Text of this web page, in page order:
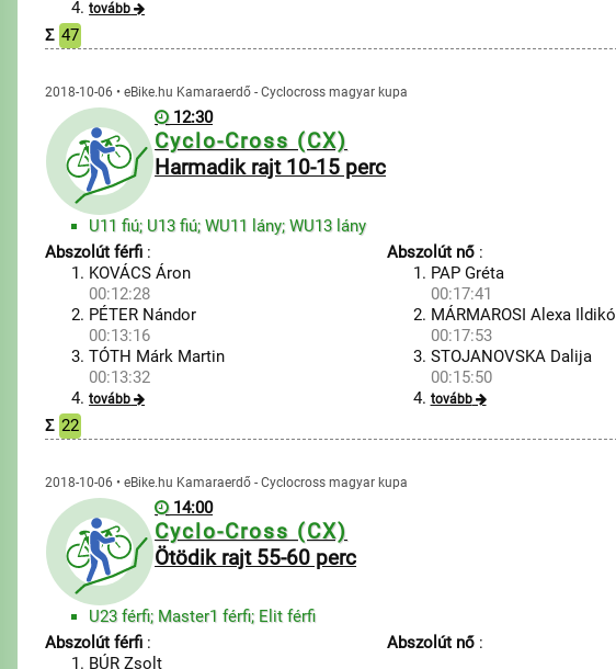
tovább
Σ 47
2018-10-06 • eBike.hu Kamaraerdő - Cyclocross magyar kupa
12:30
Cyclo-Cross (CX)
Harmadik rajt 10-15 perc
U11 fiú; U13 fiú; WU11 lány; WU13 lány
Abszolút férfi :
KOVÁCS Áron
00:12:28
PÉTER Nándor
00:13:16
TÓTH Márk Martin
00:13:32
tovább
Abszolút nő:
PAP Gréta
00:17:41
MÁRMAROSI Alexa Ildikó
00:17:53
STOJANOVSKA Dalija
00:15:50
tovább
Σ 22
2018-10-06 • eBike.hu Kamaraerdő - Cyclocross magyar kupa
14:00
Cyclo-Cross (CX)
Ötödik rajt 55-60 perc
U23 férfi; Master1 férfi; Elit férfi
Abszolút férfi :
BÚR Zsolt
Abszolút nő: